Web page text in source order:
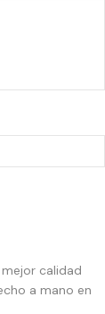
calidad
a mano en